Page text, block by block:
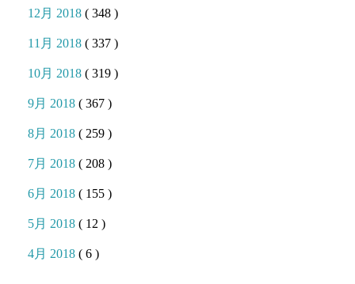
12月 2018( 348 )
11月 2018( 337 )
10月 2018( 319 )
9月 2018( 367 )
8月 2018( 259 )
7月 2018( 208 )
6月 2018( 155 )
5月 2018( 12 )
4月 2018( 6 )